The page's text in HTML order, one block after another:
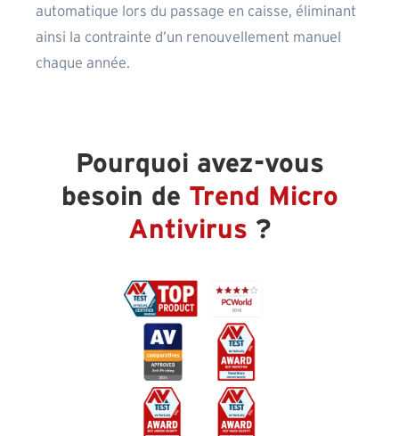
automatique lors du passage en caisse, éliminant
ainsi la contrainte d’un renouvellement manuel
chaque année.
Pourquoi avez-vous
besoin de Trend Micro
Antivirus ?